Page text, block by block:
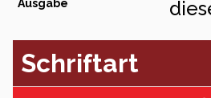
Ausgabe
Schriftart